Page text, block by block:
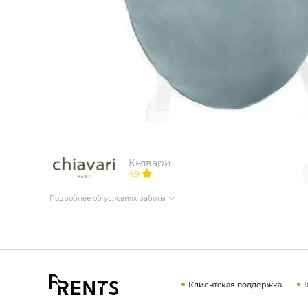
ИЗДЕЛИЯ ДЛЯ КОМФОРТА
ТЕХНИЧЕСКОЕ ОБОРУДОВАНИЕ
Кьявари
4.9
Подробнее об условиях работы
Клиентская поддержка